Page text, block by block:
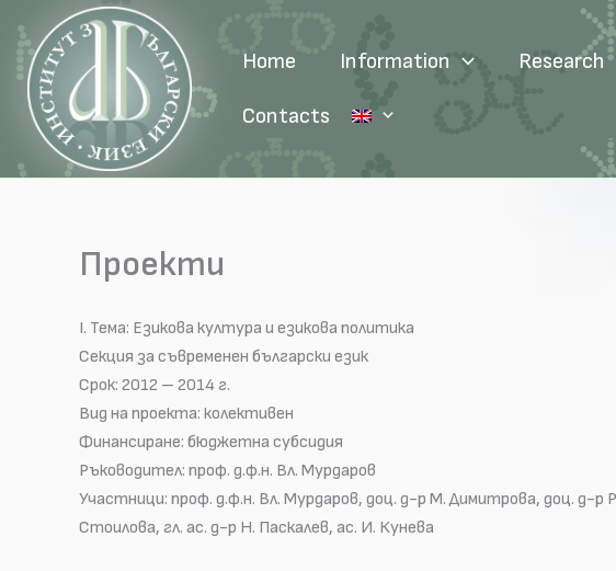
content
Home Information Research
Contacts
Проекти
І. Тема: Езикова култура и езикова политика
Секция за съвременен български език
Срок: 2012 – 2014 г.
Вид на проекта: колективен
Финансиране: бюджетна субсидия
Ръководител: проф. д.ф.н. Вл. Мурдаров
Участници: проф. д.ф.н. Вл. Мурдаров, доц. д-р М. Димитрова, доц. д-р
Стоилова, гл. ас. д-р Н. Паскалев, ас. И. Кунева